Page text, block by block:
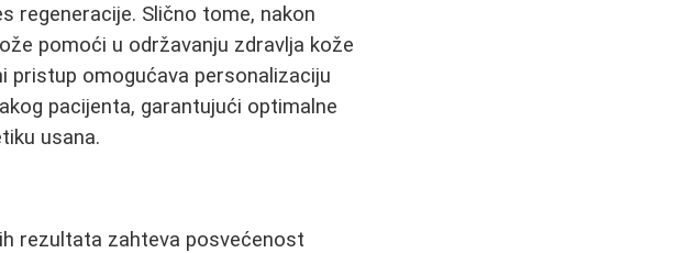
regeneracije. Slično tome, nakon
pomoći u održavanju zdravlja kože
pristup omogućava personalizaciju
pacijenta, garantujući optimalne
usana.
rezultata zahteva posvećenost